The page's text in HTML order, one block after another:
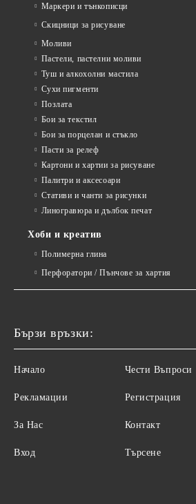
Маркери и тънкописци
Скицници за рисуване
Моливи
Пастели, пастелни моливи
Туш и алкохолни мастила
Сухи пигменти
Позлата
Бои за текстил
Бои за порцелан и стъкло
Пасти за релеф
Картони и хартии за рисуване
Палитри и аксесоари
Стативи и чанти за рисунки
Линогравюра и дълбок печат
Хоби и креатив
Полимерна глина
Перфоратори / Пънчове за хартия
Бързи връзки:
Начало
Рекламации
За Нас
Вход
Чести Въпроси
Регистрация
Контакт
Търсене